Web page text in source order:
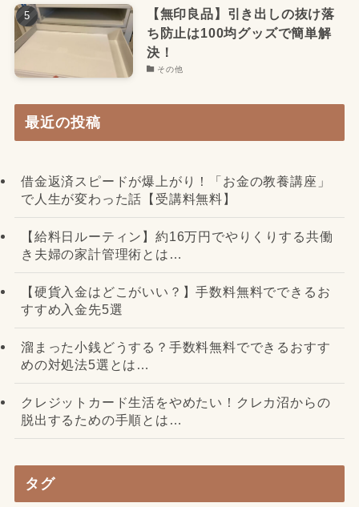
【無印良品】引き出しの抜け落
ち防止は100均グッズで簡単解
決！
その他
最近の投稿
借金返済スピードが爆上がり！「お金の教養講座」
で人生が変わった話【受講料無料】
【給料日ルーティン】約16万円でやりくりする共働
き夫婦の家計管理術とは…
【硬貨入金はどこがいい？】手数料無料でできるお
すすめ入金先5選
溜まった小銭どうする？手数料無料でできるおすす
めの対処法5選とは…
クレジットカード生活をやめたい！クレカ沼からの
脱出するための手順とは…
タグ